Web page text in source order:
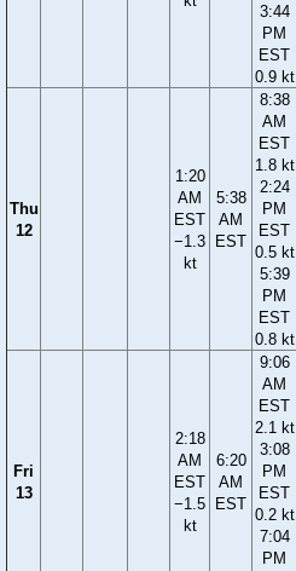
3:44
PM
EST
0.9 kt
Thu
12
1:20
AM
EST
−1.3
kt
5:38
AM
EST
8:38
AM
EST
1.8 kt
2:24
PM
EST
0.5 kt
5:39
PM
EST
0.8 kt
Fri
13
2:18
AM
EST
−1.5
kt
6:20
AM
EST
9:06
AM
EST
2.1 kt
3:08
PM
EST
0.2 kt
7:04
PM